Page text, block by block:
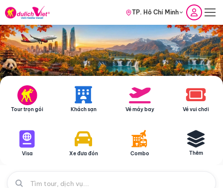
TP. Hồ Chí Minh
Tour trọn gói Khách sạn Vé máy bay Vé vui chơi
Visa Xe đưa đón Combo Thêm